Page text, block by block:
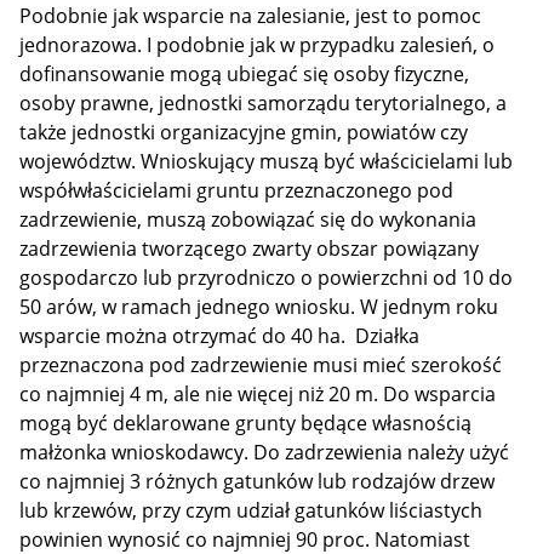
Podobnie jak wsparcie na zalesianie, jest to pomoc
jednorazowa. I podobnie jak w przypadku zalesień, o
dofinansowanie mogą ubiegać się osoby fizyczne,
osoby prawne, jednostki samorządu terytorialnego, a
także jednostki organizacyjne gmin, powiatów czy
województw. Wnioskujący muszą być właścicielami lub
współwłaścicielami gruntu przeznaczonego pod
zadrzewienie, muszą zobowiązać się do wykonania
zadrzewienia tworzącego zwarty obszar powiązany
gospodarczo lub przyrodniczo o powierzchni od 10 do
50 arów, w ramach jednego wniosku. W jednym roku
wsparcie można otrzymać do 40 ha. Działka
przeznaczona pod zadrzewienie musi mieć szerokość
co najmniej 4 m, ale nie więcej niż 20 m. Do wsparcia
mogą być deklarowane grunty będące własnością
małżonka wnioskodawcy. Do zadrzewienia należy użyć
co najmniej 3 różnych gatunków lub rodzajów drzew
lub krzewów, przy czym udział gatunków liściastych
powinien wynosić co najmniej 90 proc. Natomiast